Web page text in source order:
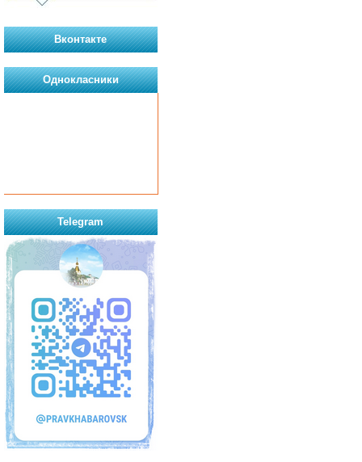
Вконтакте
Однокласники
Telegram